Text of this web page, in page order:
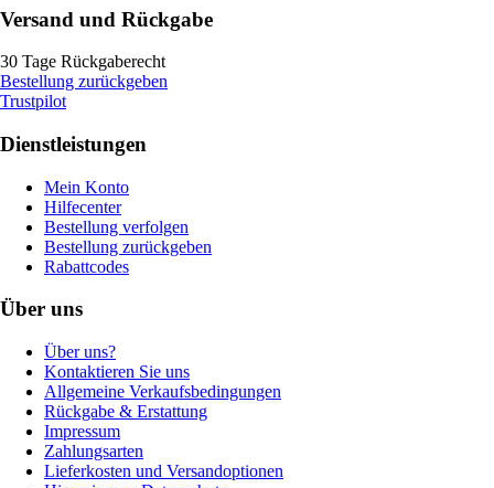
Versand und Rückgabe
30 Tage Rückgaberecht
Bestellung zurückgeben
Trustpilot
Dienstleistungen
Mein Konto
Hilfecenter
Bestellung verfolgen
Bestellung zurückgeben
Rabattcodes
Über uns
Über uns?
Kontaktieren Sie uns
Allgemeine Verkaufsbedingungen
Rückgabe & Erstattung
Impressum
Zahlungsarten
Lieferkosten und Versandoptionen